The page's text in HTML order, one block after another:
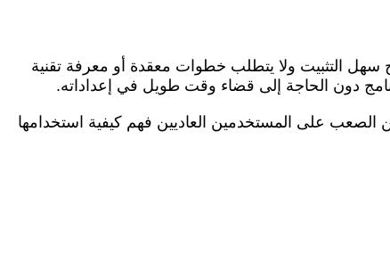
التثبيت ولا يتطلب خطوات معقدة أو معرفة تقنية
دون الحاجة إلى قضاء وقت طويل في إعداداته.
على المستخدمين العاديين فهم كيفية استخدامها